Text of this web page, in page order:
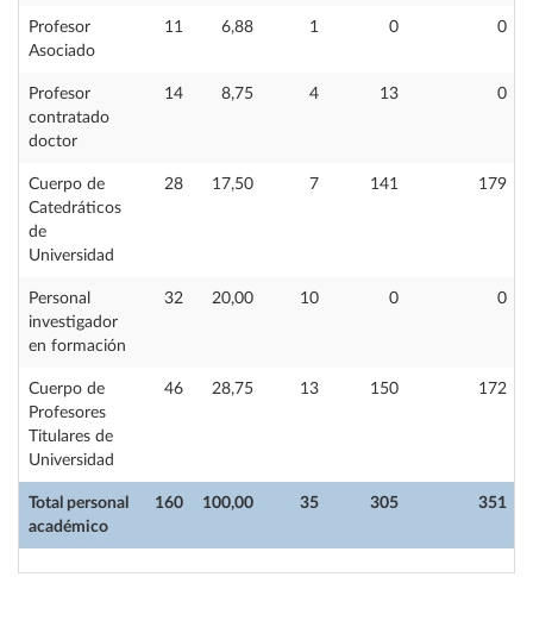
Total personal
académico
160 100,00 35 305 351
Profesor
Asociado
11 6,88 1 0 0
Profesor
contratado
doctor
14 8,75 4 13 0
Cuerpo de
Catedráticos
de
Universidad
28 17,50 7 141 179
Personal
investigador
en formación
32 20,00 10 0 0
Cuerpo de
Profesores
Titulares de
Universidad
46 28,75 13 150 172